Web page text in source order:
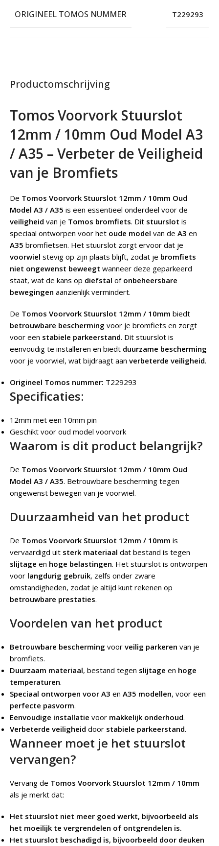
Productomschrijving
Tomos Voorvork Stuurslot
12mm / 10mm Oud Model A3
/ A35 – Verbeter de Veiligheid
van je Bromfiets
De Tomos Voorvork Stuurslot 12mm / 10mm Oud
Model A3 / A35 is een essentieel onderdeel voor de
veiligheid van je Tomos bromfiets. Dit stuurslot is
speciaal ontworpen voor het oude model van de A3 en
A35 bromfietsen. Het stuurslot zorgt ervoor dat je
voorwiel stevig op zijn plaats blijft, zodat je bromfiets
niet ongewenst beweegt wanneer deze geparkeerd
staat, wat de kans op diefstal of onbeheersbare
bewegingen aanzienlijk vermindert.
De Tomos Voorvork Stuurslot 12mm / 10mm biedt
betrouwbare bescherming voor je bromfiets en zorgt
voor een stabiele parkeerstand. Dit stuurslot is
eenvoudig te installeren en biedt duurzame bescherming
voor je voorwiel, wat bijdraagt aan verbeterde veiligheid.
Origineel Tomos nummer: T229293
Specificaties:
12mm met een 10mm pin
Geschikt voor oud model voorvork
Waarom is dit product belangrijk?
De Tomos Voorvork Stuurslot 12mm / 10mm Oud
Model A3 / A35. Betrouwbare bescherming tegen
ongewenst bewegen van je voorwiel.
Duurzaamheid van het product
De Tomos Voorvork Stuurslot 12mm / 10mm is
vervaardigd uit sterk materiaal dat bestand is tegen
slijtage en hoge belastingen. Het stuurslot is ontworpen
voor langdurig gebruik, zelfs onder zware
omstandigheden, zodat je altijd kunt rekenen op
betrouwbare prestaties.
Voordelen van het product
Betrouwbare bescherming voor veilig parkeren van je
bromfiets.
Duurzaam materiaal, bestand tegen slijtage en hoge
temperaturen.
Speciaal ontworpen voor A3 en A35 modellen, voor een
perfecte pasvorm.
Eenvoudige installatie voor makkelijk onderhoud.
Verbeterde veiligheid door stabiele parkeerstand.
Wanneer moet je het stuurslot
vervangen?
Vervang de Tomos Voorvork Stuurslot 12mm / 10mm
als je merkt dat:
Het stuurslot niet meer goed werkt, bijvoorbeeld als
het moeilijk te vergrendelen of ontgrendelen is.
Het stuurslot beschadigd is, bijvoorbeeld door deuken
ORIGINEEL TOMOS NUMMER T229293